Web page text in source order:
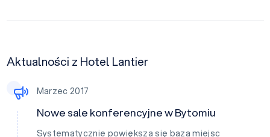
Aktualności z Hotel Lantier
Marzec 2017
Nowe sale konferencyjne w Bytomiu
Systematycznie powiększa się baza miejsc